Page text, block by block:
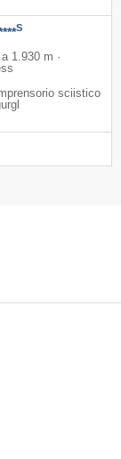
S
1.930 m ·
sciistico